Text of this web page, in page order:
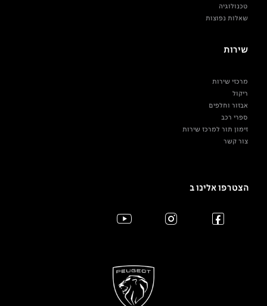
טכנולוגיה
שאלות נפוצות
שירות
מרכזי שירות
ריקול
אבזור וחלפים
ספרי רכב
זימון תור למרכז שירות
צור קשר
הצטרפו אלינו ב